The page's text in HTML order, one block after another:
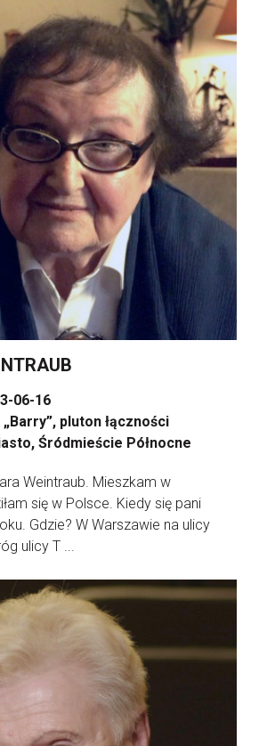
06-16
„Barry”, pluton łączności
Śródmieście Północne
Weintraub. Mieszkam w
się w Polsce. Kiedy się pani
Gdzie? W Warszawie na ulicy
ulicy T ...